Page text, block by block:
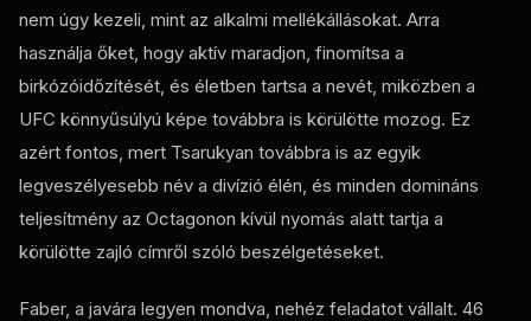
nem úgy kezeli, mint az alkalmi mellékállásokat. Arra
használja őket, hogy aktív maradjon, finomítsa a
birkózóidőzítését, és életben tartsa a nevét, miközben a
UFC könnyűsúlyú képe továbbra is körülötte mozog. Ez
azért fontos, mert Tsarukyan továbbra is az egyik
legveszélyesebb név a divízió élén, és minden domináns
teljesítmény az Octagonon kívül nyomás alatt tartja a
körülötte zajló címről szóló beszélgetéseket.
Faber, a javára legyen mondva, nehéz feladatot vállalt. 46